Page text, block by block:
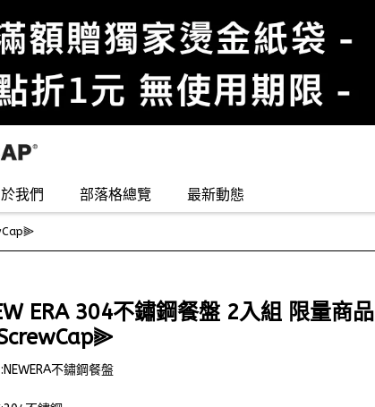
我們 部落格總覽 最新動態
ERA 304不鏽鋼餐盤 2入組 限量商品
不鏽鋼餐盤